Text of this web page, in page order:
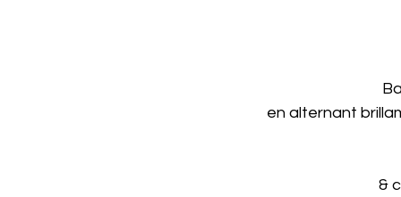
en alternant
&